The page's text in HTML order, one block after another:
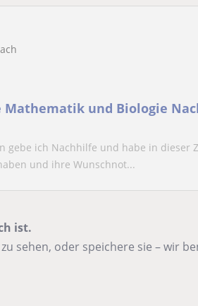
Mathematik und Biologie
gebe ich Nachhilfe und habe in dieser
und ihre Wunschnot...
ist.
sehen, oder speichere sie – wir